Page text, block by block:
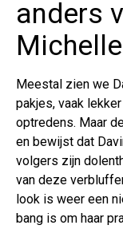
anders
Michelle
Meestal zien we
pakjes, vaak
optredens. Maar
en bewijst dat
volgers zijn
van deze
look is weer een
bang is om haar